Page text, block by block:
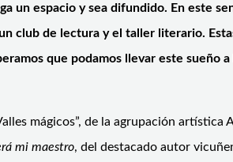
un espacio y sea difundido. En este
club de lectura y el taller literario.
que podamos llevar este sueño a
mágicos”, de la agrupación artística
mi maestro, del destacado autor